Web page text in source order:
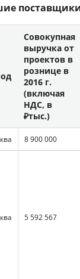
Совокупная
выручка от
проектов в
рознице в
2016 г.
(включая
НДС, в
₽тыс.)
8 900 000
5 592 567